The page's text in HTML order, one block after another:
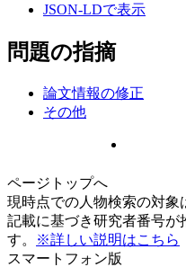
JSON-LDで表示
問題の指摘
論文情報の修正
その他
ページトップへ
現時点での人物検索の対象
記載に基づき研究者番号が
す。
※詳しい説明はこちら
スマートフォン版